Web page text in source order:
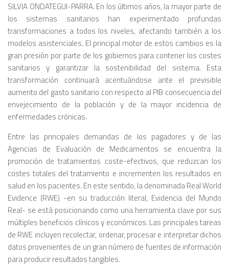
SILVIA ONDATEGUI-PARRA. En los últimos años, la mayor parte de
los sistemas sanitarios han experimentado profundas
transformaciones a todos los niveles, afectando también a los
modelos asistenciales. El principal motor de estos cambios es la
gran presión por parte de los gobiernos para contener los costes
sanitarios y garantizar la sostenibilidad del sistema. Esta
transformación continuará acentuándose ante el previsible
aumento del gasto sanitario con respecto al PIB consecuencia del
envejecimiento de la población y de la mayor incidencia de
enfermedades crónicas.
Entre las principales demandas de los pagadores y de las
Agencias de Evaluación de Medicamentos se encuentra la
promoción de tratamientos coste-efectivos, que reduzcan los
costes totales del tratamiento e incrementen los resultados en
salud en los pacientes. En este sentido, la denominada Real World
Evidence (RWE) -en su traducción literal, Evidencia del Mundo
Real- se está posicionando como una herramienta clave por sus
múltiples beneficios clínicos y económicos. Las principales tareas
de RWE incluyen recolectar, ordenar, procesar e interpretar dichos
datos provenientes de un gran número de fuentes de información
para producir resultados tangibles.